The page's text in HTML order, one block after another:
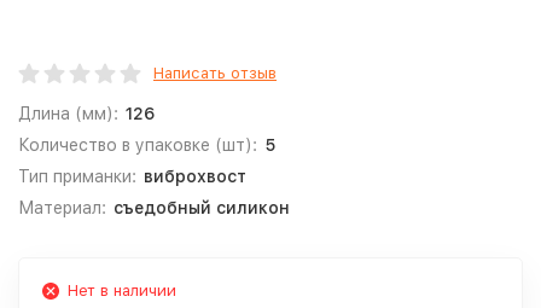
Написать отзыв
Длина (мм): 126
Количество в упаковке (шт): 5
Тип приманки: виброхвост
Материал: съедобный силикон
Нет в наличии